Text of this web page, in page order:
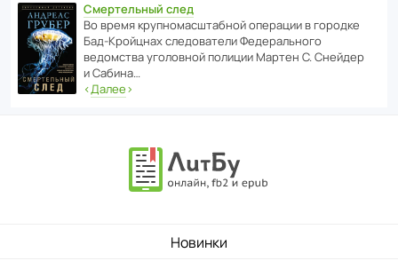
Смертельный след
Во время круп­но­мас­ш­та­бной операции в городке
Бад‑Крой­цнах следо­ва­тели Феде­раль­ного
ведомства уголо­вной полиции Мартен С. Снейдер
и Сабина…
‹Далее›
Новинки